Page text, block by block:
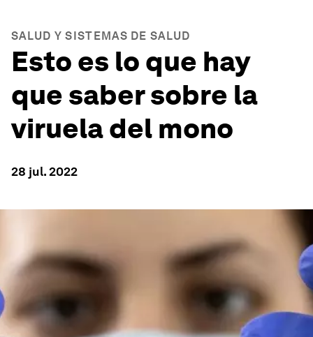
SALUD Y SISTEMAS DE SALUD
Esto es lo que hay
que saber sobre la
viruela del mono
28 jul. 2022